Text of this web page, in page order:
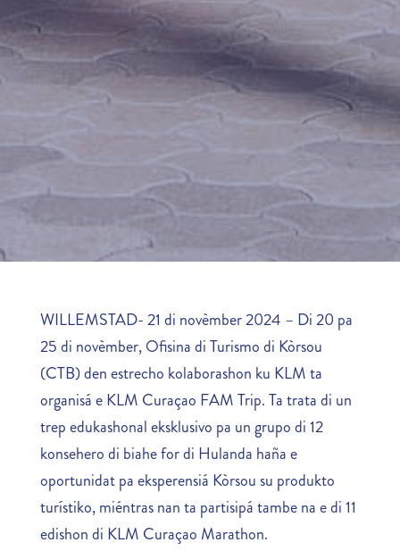
WILLEMSTAD- 21 di novèmber 2024 – Di 20 pa
25 di novèmber, Ofisina di Turismo di Kòrsou
(CTB) den estrecho kolaborashon ku KLM ta
organisá e KLM Curaçao FAM Trip. Ta trata di un
trep edukashonal eksklusivo pa un grupo di 12
konsehero di biahe for di Hulanda haña e
oportunidat pa eksperensiá Kòrsou su produkto
turístiko, miéntras nan ta partisipá tambe na e di 11
edishon di KLM Curaçao Marathon.